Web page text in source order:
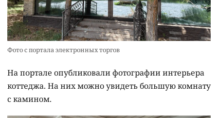
Фото с портала электронных торгов
На портале опубликовали фотографии интерьера
коттеджа. На них можно увидеть большую комнату
с камином.